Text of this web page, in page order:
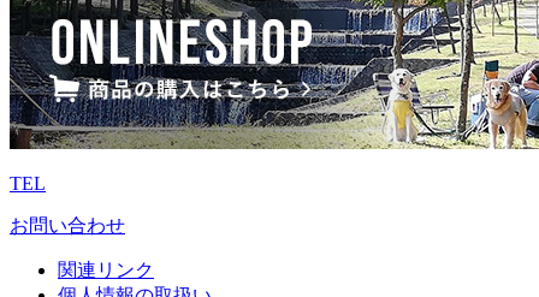
TEL
お問い合わせ
関連リンク